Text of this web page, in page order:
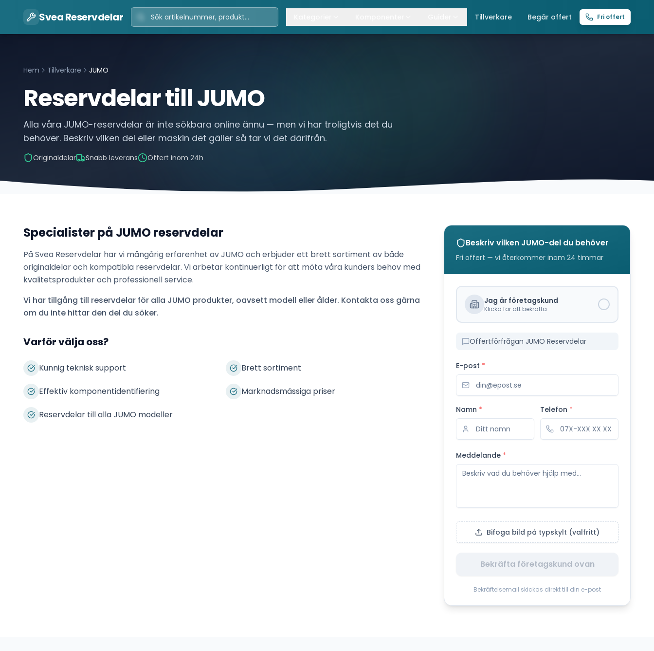
Svea Reservdelar
Truckar
Tillverkare Begär offert Fri offert
Hem Tillverkare JUMO
Reservdelar tillJUMO
Alla våra JUMO-reservdelar är inte sökbara online ännu — men vi har troligtvis det du
behöver. Beskriv vilken del eller maskin det gäller så tar vi det därifrån.
Originaldelar Snabb leverans Offert inom 24h
Specialister på JUMOreservdelar
På Svea Reservdelar har vi mångårig erfarenhet avJUMO och erbjuder ett brett sortiment av både
originaldelar och kompatibla reservdelar. Vi arbetar kontinuerligt för att möta våra kunders behov med
kvalitetsprodukter och professionell service.
Vi har tillgång till reservdelar för alla JUMO produkter, oavsett modell eller ålder. Kontakta oss gärna
om du inte hittar den del du söker.
Varför välja oss?
Kunnig teknisk support Brett sortiment
Effektiv komponentidentifiering Marknadsmässiga priser
Reservdelar till alla JUMO modeller
Beskriv vilken JUMO-del du behöver
Fri offert — vi återkommer inom 24 timmar
Jag är företagskund
Klicka för att bekräfta
Offertförfrågan JUMO Reservdelar
E-post *
Namn * Telefon *
Meddelande *
Bifoga bild på typskylt (valfritt)
Bekräfta företagskund ovan
Bekräftelsemail skickas direkt till din e-post